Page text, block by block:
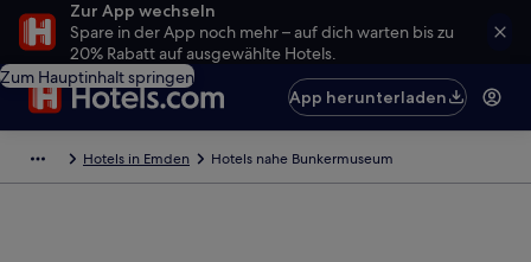
Zur App wechseln
Spare in der App noch mehr – auf dich warten bis zu
20% Rabatt auf ausgewählte Hotels.
Zum Hauptinhalt springen
App herunterladen
Hotels in Emden Hotels nahe Bunkermuseum